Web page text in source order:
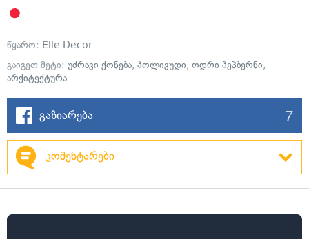
წყარო: Elle Decor
გაიგეთ მეტი: უძრავი ქონება, ჰოლივუდი, ოდრი ჰეპბერნი,
არქიტექტურა
გაზიარება 7
კომენტარები